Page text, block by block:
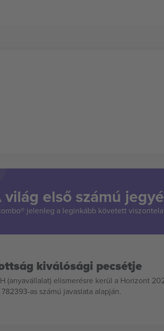
világ első számú
jelenleg a leginkább követett
kiválósági pecsétje
(anyavállalat) elismerésre kerül a Horizont
as számú javaslata alapján.